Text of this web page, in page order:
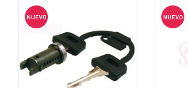
Vespa y Lambretta
clásica
Mineral o sintético: cuál usar,
cuándo y en qué proporción
Leer más
NUEVO NUEVO